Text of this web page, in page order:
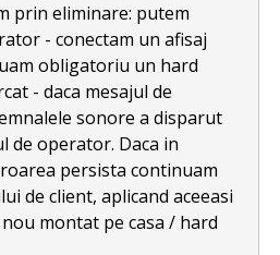
prin eliminare: putem
- conectam un afisaj
obligatoriu un hard
- daca mesajul de
sonore a disparut
de operator. Daca in
persista continuam
de client, aplicand aceeasi
montat pe casa / hard